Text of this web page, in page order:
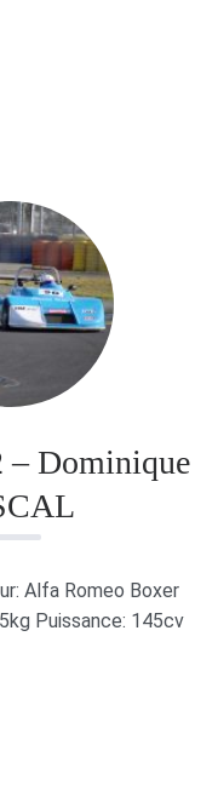
Dominique
Alfa Romeo Boxer
Puissance: 145cv